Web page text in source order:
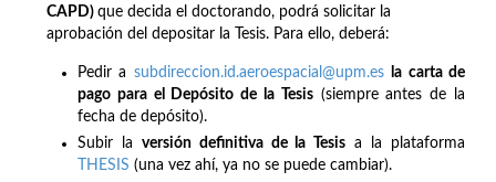
CAPD) que decida el doctorando, podrá solicitar la
aprobación del depositar la Tesis. Para ello, deberá:
Pedir a subdireccion.id.aeroespacial@upm.es
la carta de
pago para el Depósito de la Tesis(siempre antes de la
fecha de depósito).
Subir la versión definitiva de la Tesis a la plataforma
THESIS (una vez ahí, ya no se puede cambiar).